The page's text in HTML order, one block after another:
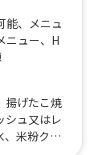
能、
メニュ
ニュー、 H
揚げたこ焼
シュ又はレ
、米粉クレ